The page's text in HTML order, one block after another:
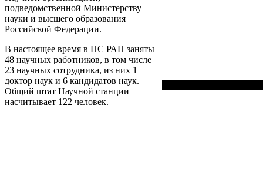
подведомственной Министерству
науки и высшего образования
Российской Федерации.
В настоящее время в НС РАН заняты
48 научных работников, в том числе
23 научных сотрудника, из них 1
доктор наук и 6 кандидатов наук.
Общий штат Научной станции
насчитывает 122 человек.